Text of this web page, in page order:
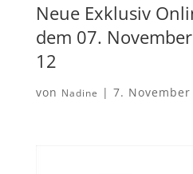
Neue Exklusiv
dem 07.
12
von Nadine | 7. November